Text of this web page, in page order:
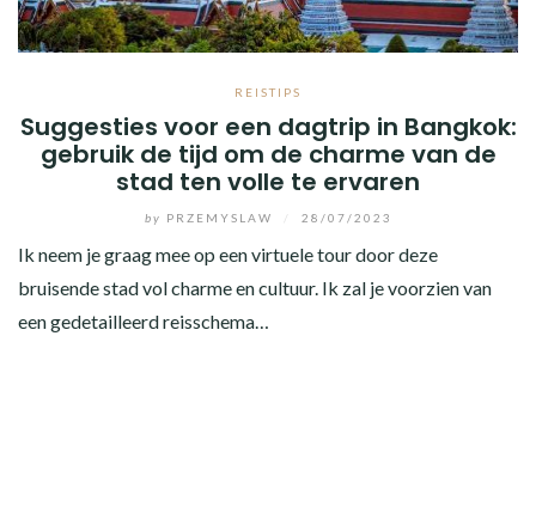
REISTIPS
Suggesties voor een dagtrip in Bangkok:
gebruik de tijd om de charme van de
stad ten volle te ervaren
by PRZEMYSLAW 28/07/2023
Ik neem je graag mee op een virtuele tour door deze
bruisende stad vol charme en cultuur. Ik zal je voorzien van
een gedetailleerd reisschema…